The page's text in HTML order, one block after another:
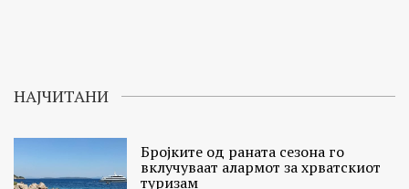
НАЈЧИТАНИ
Бројките од раната сезона го
вклучуваат алармот за хрватскиот
туризам